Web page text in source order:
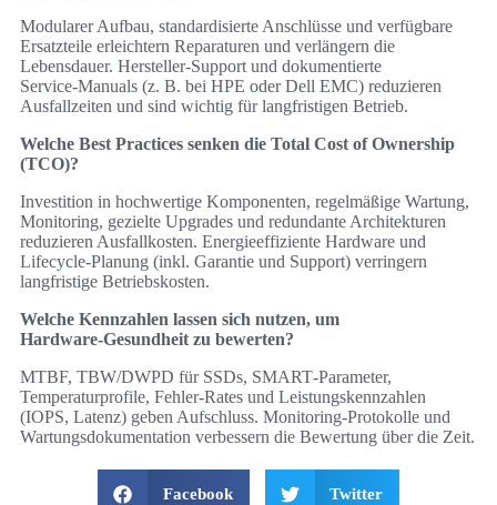
Modularer Aufbau, standardisierte Anschlüsse und verfügbare
Ersatzteile erleichtern Reparaturen und verlängern die
Lebensdauer. Hersteller‑Support und dokumentierte
Service‑Manuals (z. B. bei HPE oder Dell EMC) reduzieren
Ausfallzeiten und sind wichtig für langfristigen Betrieb.
Welche Best Practices senken die Total Cost of Ownership
(TCO)?
Investition in hochwertige Komponenten, regelmäßige Wartung,
Monitoring, gezielte Upgrades und redundante Architekturen
reduzieren Ausfallkosten. Energieeffiziente Hardware und
Lifecycle‑Planung (inkl. Garantie und Support) verringern
langfristige Betriebskosten.
Welche Kennzahlen lassen sich nutzen, um
Hardware‑Gesundheit zu bewerten?
MTBF, TBW/DWPD für SSDs, SMART‑Parameter,
Temperaturprofile, Fehler‑Rates und Leistungskennzahlen
(IOPS, Latenz) geben Aufschluss. Monitoring‑Protokolle und
Wartungsdokumentation verbessern die Bewertung über die Zeit.
Facebook Twitter